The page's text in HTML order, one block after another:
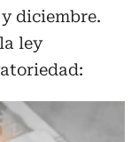
diciembre.
ley